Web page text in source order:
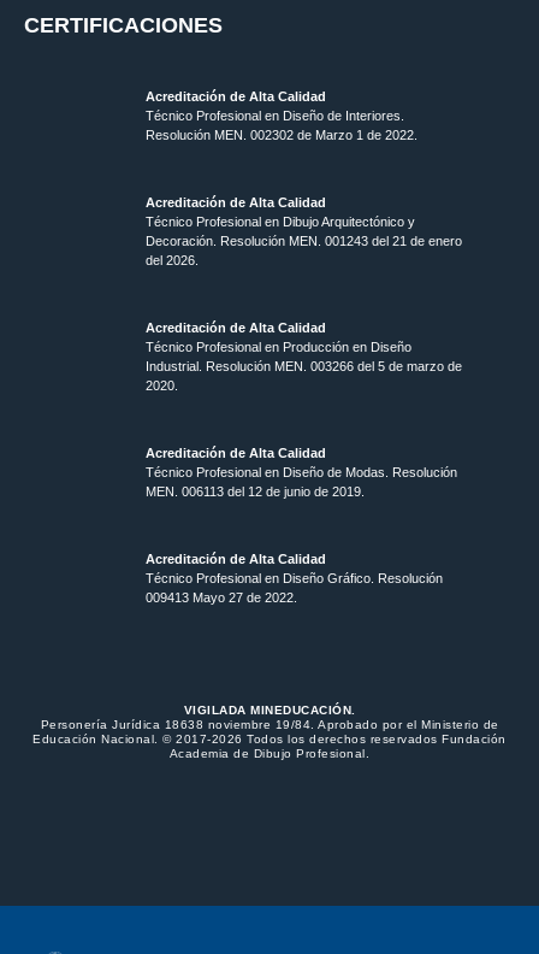
CERTIFICACIONES
Acreditación de Alta Calidad
Técnico Profesional en Diseño de Interiores.
Resolución MEN. 002302 de Marzo 1 de 2022.
Acreditación de Alta Calidad
Técnico Profesional en Dibujo Arquitectónico y
Decoración. Resolución MEN. 001243 del 21 de enero
del 2026.
Acreditación de Alta Calidad
Técnico Profesional en Producción en Diseño
Industrial. Resolución MEN. 003266 del 5 de marzo de
2020.
Acreditación de Alta Calidad
Técnico Profesional en Diseño de Modas. Resolución
MEN. 006113 del 12 de junio de 2019.
Acreditación de Alta Calidad
Técnico Profesional en Diseño Gráfico. Resolución
009413 Mayo 27 de 2022.
VIGILADA MINEDUCACIÓN.
Personería Jurídica 18638 noviembre 19/84. Aprobado por el Ministerio de
Educación Nacional. © 2017-2026 Todos los derechos reservados Fundación
Academia de Dibujo Profesional.